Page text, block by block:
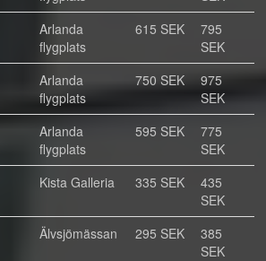
Arlanda
flygplats
615 SEK
795
SEK
Arlanda
flygplats
750 SEK
975
SEK
Arlanda
flygplats
595 SEK
775
SEK
Kista Galleria 335 SEK
435
SEK
Älvsjömässan 295 SEK
385
SEK